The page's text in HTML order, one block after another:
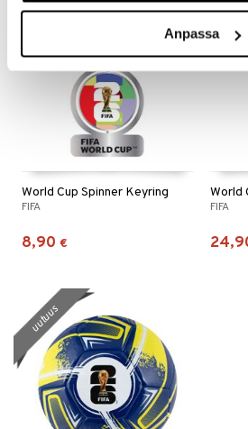
Anpassa
World Cup Spinner Keyring
FIFA
8,90 €
uutuus
FIFA
uutuus